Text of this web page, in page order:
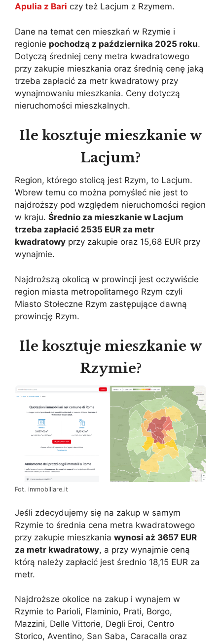
Apulia z Bari czy też Lacjum z Rzymem.
Dane na temat cen mieszkań w Rzymie i
regionie pochodzą z października 2025 roku.
Dotyczą średniej ceny metra kwadratowego
przy zakupie mieszkania oraz średnią cenę jaką
trzeba zapłacić za metr kwadratowy przy
wynajmowaniu mieszkania. Ceny dotyczą
nieruchomości mieszkalnych.
Ile kosztuje mieszkanie w
Lacjum?
Region, którego stolicą jest Rzym, to Lacjum.
Wbrew temu co można pomyśleć nie jest to
najdroższy pod względem nieruchomości region
w kraju. Średnio za mieszkanie w Lacjum
trzeba zapłacić 2535 EUR za metr
kwadratowy przy zakupie oraz 15,68 EUR przy
wynajmie.
Najdroższą okolicą w prowincji jest oczywiście
region miasta metropolitarnego Rzym czyli
Miasto Stołeczne Rzym zastępujące dawną
prowincję Rzym.
Ile kosztuje mieszkanie w
Rzymie?
Fot. immobiliare.it
Jeśli zdecydujemy się na zakup w samym
Rzymie to średnia cena metra kwadratowego
przy zakupie mieszkania wynosi aż 3657 EUR
za metr kwadratowy, a przy wynajmie ceną
którą należy zapłacić jest średnio 18,15 EUR za
metr.
Najdroższe okolice na zakup i wynajem w
Rzymie to Parioli, Flaminio, Prati, Borgo,
Mazzini, Delle Vittorie, Degli Eroi, Centro
Storico, Aventino, San Saba, Caracalla oraz